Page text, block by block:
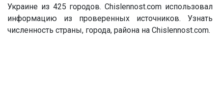
Украине из 425 городов. Chislennost.com использовал
информацию из проверенных источников. Узнать
численность страны, города, района на Chislennost.com.